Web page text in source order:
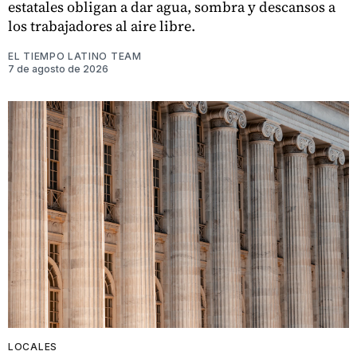
estatales obligan a dar agua, sombra y descansos a
los trabajadores al aire libre.
EL TIEMPO LATINO TEAM
7 de agosto de 2026
LOCALES